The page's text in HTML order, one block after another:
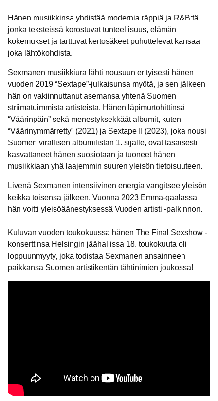
Hänen musiikkinsa yhdistää modernia räppiä ja R&B:tä,
jonka teksteissä korostuvat tunteellisuus, elämän
kokemukset ja tarttuvat kertosäkeet puhuttelevat kansaa
joka lähtökohdista.
Sexmanen musiikkiura lähti nousuun erityisesti hänen
vuoden 2019 “Sextape”-julkaisunsa myötä, ja sen jälkeen
hän on vakiinnuttanut asemansa yhtenä Suomen
striimatuimmista artisteista. Hänen läpimurtohittinsä
“Väärinpäin” sekä menestyksekkäät albumit, kuten
“Väärinymmärretty” (2021) ja Sextape II (2023), joka nousi
Suomen virallisen albumilistan 1. sijalle, ovat tasaisesti
kasvattaneet hänen suosiotaan ja tuoneet hänen
musiikkiaan yhä laajemmin suuren yleisön tietoisuuteen.
Livenä Sexmanen intensiivinen energia vangitsee yleisön
keikka toisensa jälkeen. Vuonna 2023 Emma-gaalassa
hän voitti yleisöäänestyksessä Vuoden artisti -palkinnon.
Kuluvan vuoden toukokuussa hänen The Final Sexshow -
konserttinsa Helsingin jäähallissa 18. toukokuuta oli
loppuunmyyty, joka todistaa Sexmanen ansainneen
paikkansa Suomen artistikentän tähtinimien joukossa!